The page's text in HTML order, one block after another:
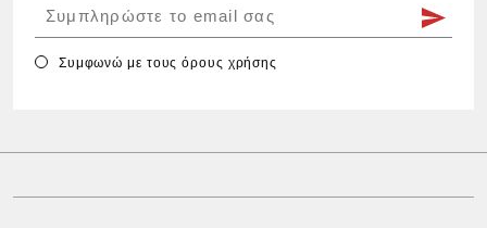
Συμφωνώ με τουςόρους χρήσης